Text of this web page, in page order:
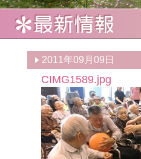
2011年09月09日
CIMG1589.jpg